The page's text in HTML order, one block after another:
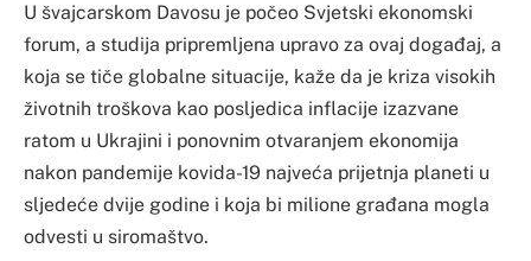
U švajcarskom Davosu je počeo Svjetski ekonomski
forum, a studija pripremljena upravo za ovaj događaj, a
koja se tiče globalne situacije, kaže da je kriza visokih
životnih troškova kao posljedica inflacije izazvane
ratom u Ukrajini i ponovnim otvaranjem ekonomija
nakon pandemije kovida-19 najveća prijetnja planeti u
sljedeće dvije godine i koja bi milione građana mogla
odvesti u siromaštvo.